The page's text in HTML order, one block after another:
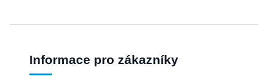
Informace pro zákazníky